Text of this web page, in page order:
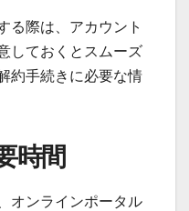
る際は、アカウント
しておくとスムーズ
約手続きに必要な情
時間
オンラインポータル